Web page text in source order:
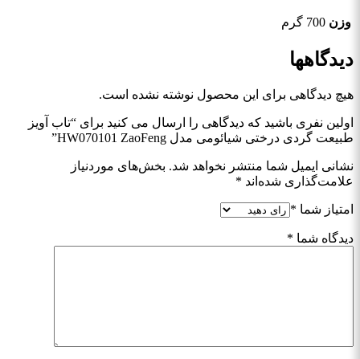
وزن 700 گرم
دیدگاهها
هیچ دیدگاهی برای این محصول نوشته نشده است.
اولین نفری باشید که دیدگاهی را ارسال می کنید برای “تاب آویز
طبیعت گردی درختی شیائومی مدل HW070101 ZaoFeng”
نشانی ایمیل شما منتشر نخواهد شد. بخش‌های موردنیاز
علامت‌گذاری شده‌اند *
امتیاز شما *
دیدگاه شما *